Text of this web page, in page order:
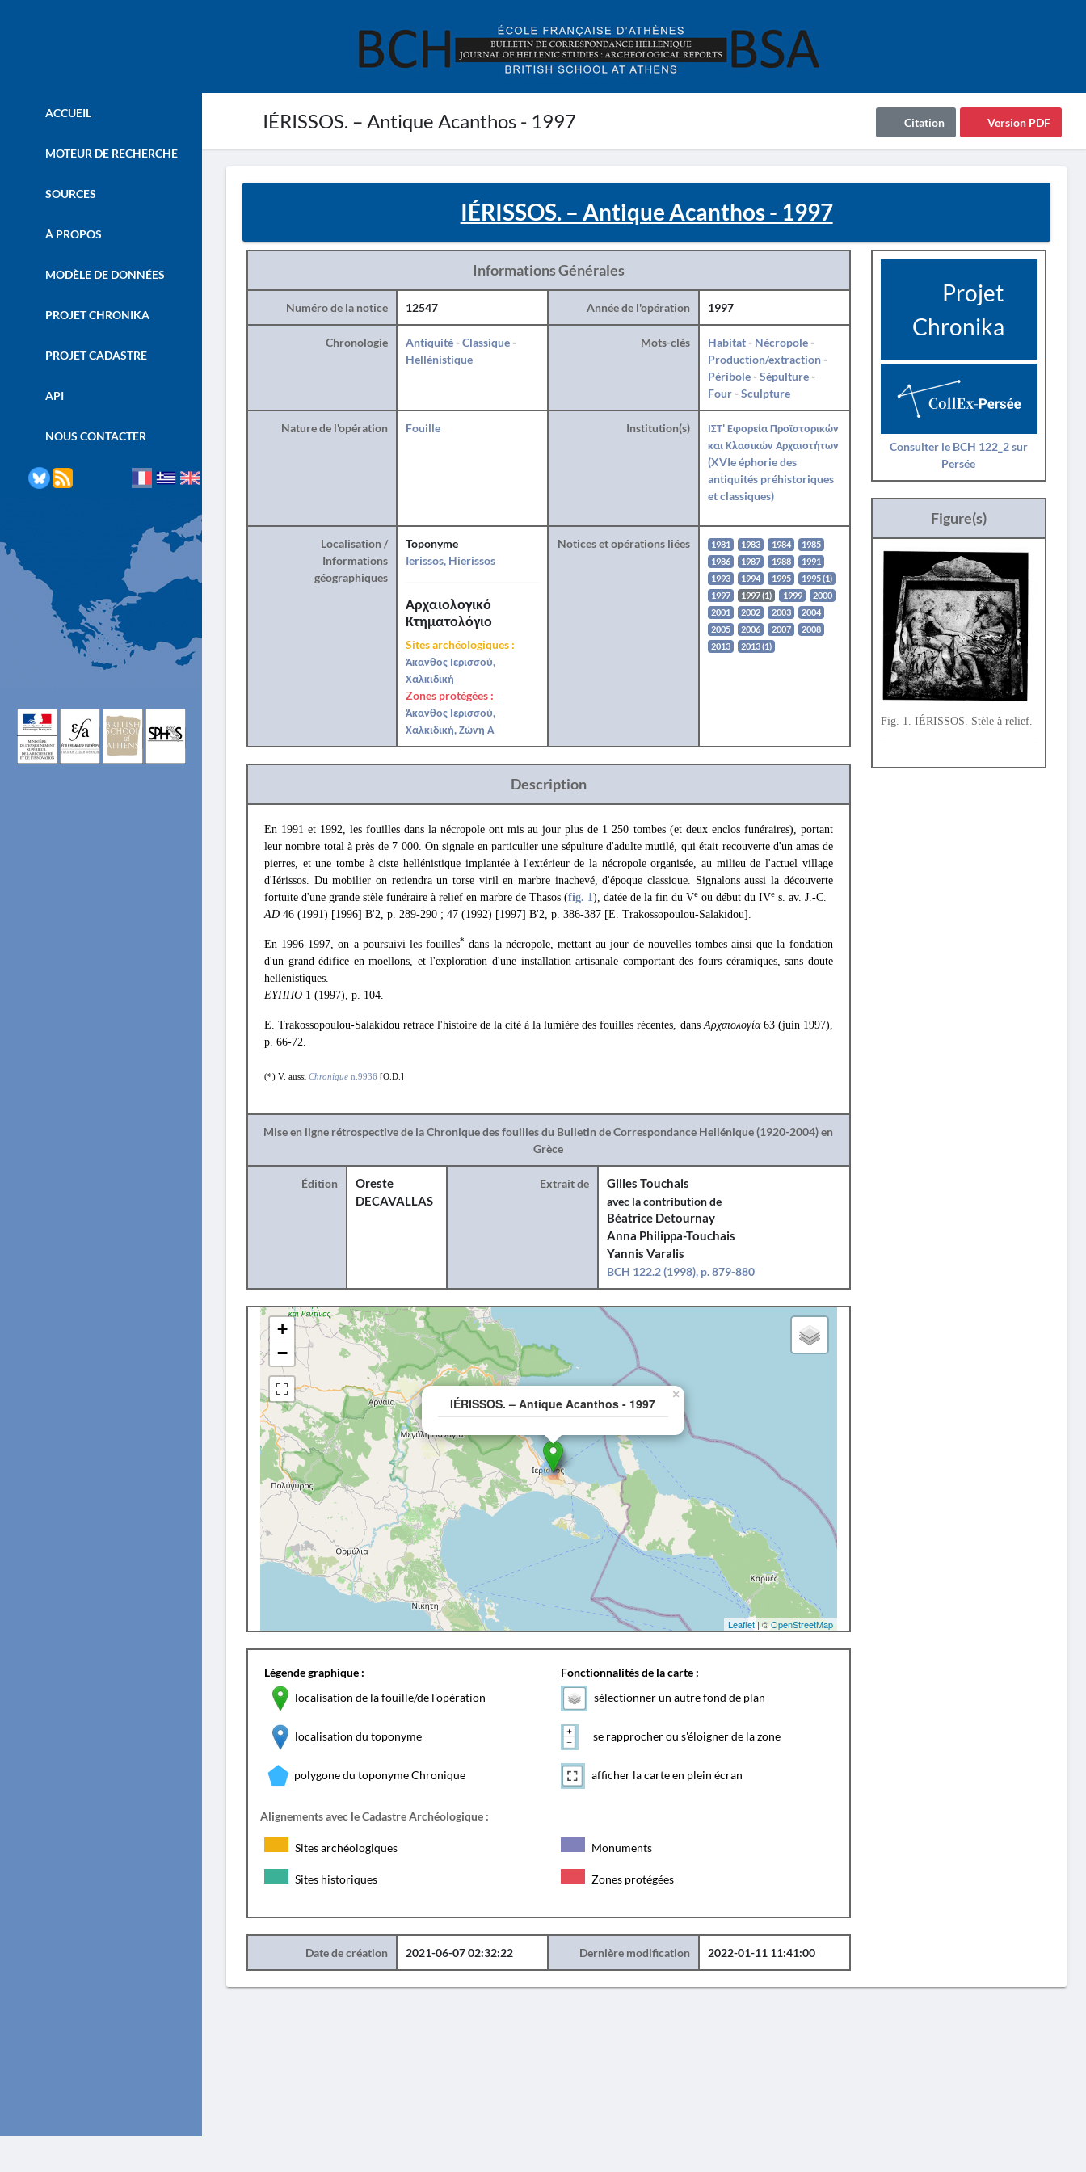
IÉRISSOS. – Antique Acanthos - 1997 Version PDF
Citation
ACCUEIL
MOTEUR DE RECHERCHE
SOURCES
À PROPOS
MODÈLE DE DONNÉES
PROJET CHRONIKA
PROJET CADASTRE
API
NOUS CONTACTER
IÉRISSOS. – Antique Acanthos - 1997
Informations Générales
Numéro de la notice 12547 Année de l'opération 1997
Chronologie Antiquité-Classique-
Hellénistique
Mots-clés Habitat- Nécropole-
Production/extraction-
Péribole-Sépulture-
Four-Sculpture
Nature de l'opération Fouille Institution(s)
ΙΣΤ' Εφορεία Προϊστορικών
και Κλασικών Αρχαιοτήτων
(XVIe éphorie des
antiquités préhistoriques
et classiques)
Localisation /
Informations
géographiques
Toponyme
Ierissos, Hierissos
Αρχαιολογικό
Κτηματολόγιο
Sites archéologiques :
Άκανθος Ιερισσού,
Χαλκιδική
Zones protégées :
Άκανθος Ιερισσού,
Χαλκιδική, Ζώνη Α
Notices et opérations liées 1981 1983 1984
1985
1986
1987 1988
1991
1993
1994 1995
1995 (1)
1997
1997 (1) 1999
2000
2001
2002 2003
2004
2005
2006 2007
2008
2013
2013 (1)
Description
En 1991 et 1992, les fouilles dans la nécropole ont mis au jour plus de 1 250 tombes (et deux enclos funéraires), portant
leur nombre total à près de 7 000. On signale en particulier une sépulture d'adulte mutilé, qui était recouverte d'un amas de
pierres, et une tombe à ciste hellénistique implantée à l'extérieur de la nécropole organisée, au milieu de l'actuel village
d'Iérissos. Du mobilier on retiendra un torse viril en marbre inachevé, d'époque classique. Signalons aussi la découverte
fortuite d'une grande stèle funéraire à relief en marbre de Thasos (fig. 1), datée de la fin du Ve ou début du IVe s. av. J.-C.
AD 46 (1991) [1996] B'2, p. 289-290 ; 47 (1992) [1997] B'2, p. 386-387 [E. Trakossopoulou-Salakidou].
En 1996-1997, on a poursuivi les fouilles* dans la nécropole, mettant au jour de nouvelles tombes ainsi que la fondation
d'un grand édifice en moellons, et l'exploration d'une installation artisanale comportant des fours céramiques, sans doute
hellénistiques.
ΕYΠΠΟ 1 (1997), p. 104.
E. Trakossopoulou-Salakidou retrace l'histoire de la cité à la lumière des fouilles récentes, dansΑρχαιολογία 63 (juin 1997),
p. 66-72.
(*) V. aussi Chronique n.9936 [O.D.]
Mise en ligne rétrospective de la Chronique des fouilles du Bulletin de Correspondance Hellénique (1920-2004) en
Grèce
Édition
Oreste
DECAVALLAS
Extrait de
Gilles Touchais
avec la contribution de
Béatrice Detournay
Anna Philippa-Touchais
Yannis Varalis
BCH 122.2 (1998), p. 879-880
IÉRISSOS. – Antique Acanthos - 1997
×
+
−
Leaflet| ©OpenStreetMap
Légende graphique :
localisation de la fouille/de l'opération
localisation du toponyme
polygone du toponyme Chronique
Fonctionnalités de la carte :
sélectionner un autre fond de plan
se rapprocher ou s'éloigner de la zone
afficher la carte en plein écran
Alignements avec le Cadastre Archéologique :
Sites archéologiques Monuments
Sites historiques Zones protégées
Date de création 2021-06-07 02:32:22 Dernière modification 2022-01-11 11:41:00
Projet
Chronika
Consulter le BCH 122_2 sur
Persée
Figure(s)
Fig. 1. IÉRISSOS. Stèle à relief.